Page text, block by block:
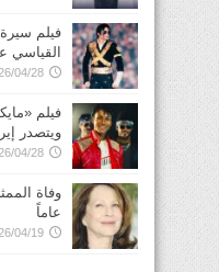
فيلم
القياسي
04/28
فيلم
ويتصدر
04/28
عاماً
04/19